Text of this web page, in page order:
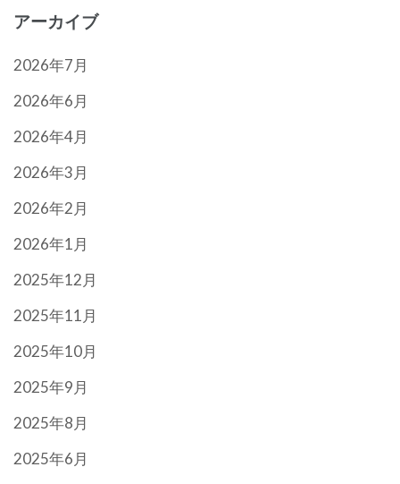
アーカイブ
2026年7月
2026年6月
2026年4月
2026年3月
2026年2月
2026年1月
2025年12月
2025年11月
2025年10月
2025年9月
2025年8月
2025年6月